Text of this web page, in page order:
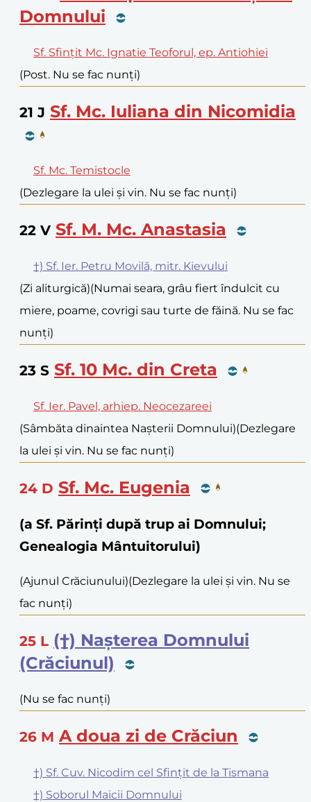
Domnului
Sf. Sfințit Mc. Ignatie Teoforul, ep. Antiohiei
(Post. Nu se fac nunți)
21 J Sf. Mc. Iuliana din Nicomidia
Sf. Mc. Temistocle
(Dezlegare la ulei și vin. Nu se fac nunți)
22 V Sf. M. Mc. Anastasia
†) Sf. Ier. Petru Movilă, mitr. Kievului
(Zi aliturgică)(Numai seara, grâu fiert îndulcit cu
miere, poame, covrigi sau turte de făină. Nu se fac
nunți)
23 S Sf. 10 Mc. din Creta
Sf. Ier. Pavel, arhiep. Neocezareei
(Sâmbăta dinaintea Nașterii Domnului)(Dezlegare
la ulei și vin. Nu se fac nunți)
24 D Sf. Mc. Eugenia
(a Sf. Părinți după trup ai Domnului;
Genealogia Mântuitorului)
(Ajunul Crăciunului)(Dezlegare la ulei și vin. Nu se
fac nunți)
25 L (†) Nașterea Domnului
(Crăciunul)
(Nu se fac nunți)
26 M A doua zi de Crăciun
†) Sf. Cuv. Nicodim cel Sfințit de la Tismana
†) Soborul Maicii Domnului